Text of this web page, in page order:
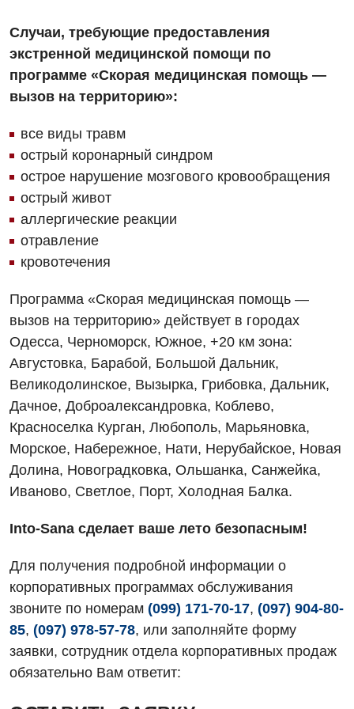
Гинекологическое отделение
Дерматовенерология
Дневной стационар
Кардиология
Кардиохирургия
Маммология
Медицинская психология
Неврология
Нейрохирургия
Онкологическое отделение
Ортопедия и травматология
Отделение интенсивной терапии
Отделение неотложных состояний
Оториноларингология
Педиатрическое отделение
Пульмонология
Случаи, требующие предоставления
экстренной медицинской помощи по
программе «Скорая медицинская помощь —
вызов на территорию»:
все виды травм
острый коронарный синдром
острое нарушение мозгового кровообращения
острый живот
аллергические реакции
отравление
кровотечения
Программа «Скорая медицинская помощь —
вызов на территорию» действует в городах
Одесса, Черноморск, Южное, +20 км зона:
Августовка, Барабой, Большой Дальник,
Великодолинское, Вызырка, Грибовка, Дальник,
Дачное, Доброалександровка, Коблево,
Красноселка Курган, Любополь, Марьяновка,
Морское, Набережное, Нати, Нерубайское, Новая
Долина, Новоградковка, Ольшанка, Санжейка,
Иваново, Светлое, Порт, Холодная Балка.
Into-Sana сделает ваше лето безопасным!
Для получения подробной информации о
корпоративных программах обслуживания
звоните по номерам (099) 171-70-17, (097) 904-80-
85, (097) 978-57-78, или заполняйте форму
заявки, сотрудник отдела корпоративных продаж
обязательно Вам ответит: